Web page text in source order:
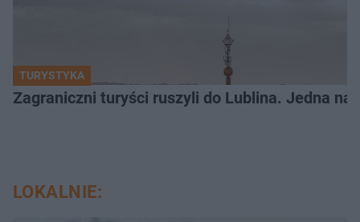
TURYSTYKA
Zagraniczni turyści ruszyli do Lublina. Jedna
LOKALNIE: